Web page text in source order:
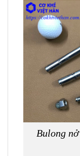
Bulong